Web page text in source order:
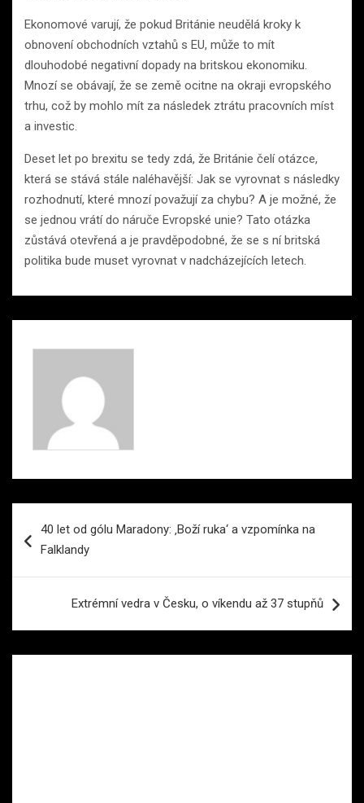
Ekonomové varují, že pokud Británie neudělá kroky k
obnovení obchodních vztahů s EU, může to mít
dlouhodobé negativní dopady na britskou ekonomiku.
Mnozí se obávají, že se země ocitne na okraji evropského
trhu, což by mohlo mít za následek ztrátu pracovních míst
a investic.
Deset let po brexitu se tedy zdá, že Británie čelí otázce,
která se stává stále naléhavější: Jak se vyrovnat s následky
rozhodnutí, které mnozí považují za chybu? A je možné, že
se jednou vrátí do náruče Evropské unie? Tato otázka
zůstává otevřená a je pravděpodobné, že se s ní britská
politika bude muset vyrovnat v nadcházejících letech.
pro40 let od gólu Maradony: ‚Boží ruka‘ a vzpomínka na
Falklandy
Extrémní vedra v Česku, o víkendu až 37 stupňů